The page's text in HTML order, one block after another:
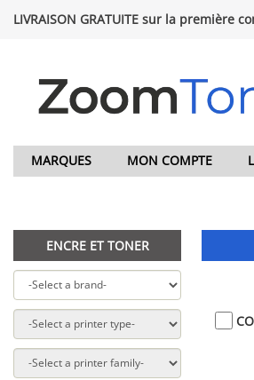
LIVRAISON GRATUITE sur la première
MARQUES MON COMPTE
ENCRE ET TONER